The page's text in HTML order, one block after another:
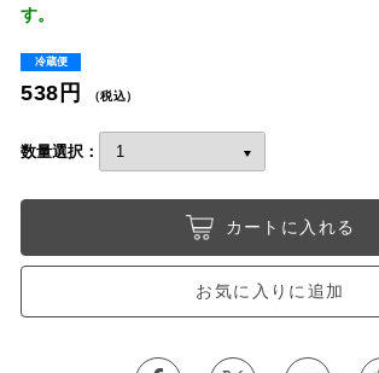
す。
冷蔵便
538円 （税込）
数量選択：
カートに入れる
お気に入りに追加